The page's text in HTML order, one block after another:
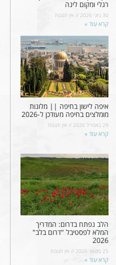
רגלי ומקום לינה
30 ביוני 2026 אין תגובות
קרא עוד »
איפה לישון בחיפה || מלונות
מומלצים בחיפה מעודכן ל-2026
29 באפריל 2026 אין תגובות
קרא עוד »
הלב נפתח בדרום: המדריך
המלא לפסטיבל "דרום בלב"
2026
25 בינואר 2026 אין תגובות
קרא עוד »